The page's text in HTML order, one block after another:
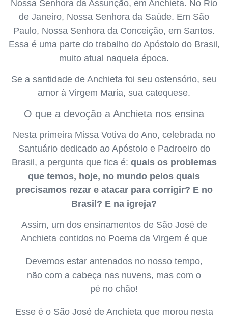
Nossa Senhora da Assunção, em Anchieta. No Rio
de Janeiro, Nossa Senhora da Saúde. Em São
Paulo, Nossa Senhora da Conceição, em Santos.
Essa é uma parte do trabalho do Apóstolo do Brasil,
muito atual naquela época.
Se a santidade de Anchieta foi seu ostensório, seu
amor à Virgem Maria, sua catequese.
O que a devoção a Anchieta nos ensina
Nesta primeira Missa Votiva do Ano, celebrada no
Santuário dedicado ao Apóstolo e Padroeiro do
Brasil, a pergunta que fica é: quais os problemas
que temos, hoje, no mundo pelos quais
precisamos rezar e atacar para corrigir? E no
Brasil? E na igreja?
Assim, um dos ensinamentos de São José de
Anchieta contidos no Poema da Virgem é que
Devemos estar antenados no nosso tempo,
não com a cabeça nas nuvens, mas com o
pé no chão!
Esse é o São José de Anchieta que morou nesta